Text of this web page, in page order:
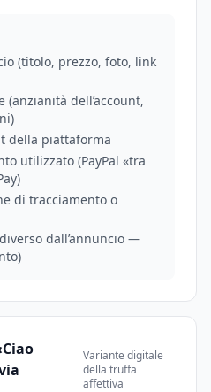
(titolo, prezzo, foto, link
dell’account,
della piattaforma
utilizzato (PayPal «tra
di tracciamento o
diverso dall’annuncio —
Variante digitale
della truffa
affettiva